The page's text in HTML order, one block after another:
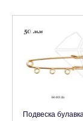
Подвеска